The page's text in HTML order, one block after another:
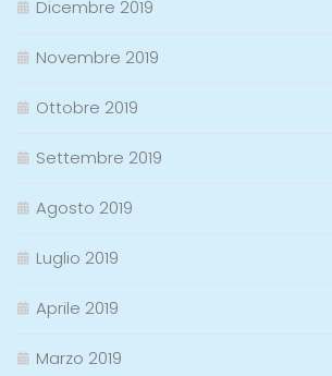
Dicembre 2019
Novembre 2019
Ottobre 2019
Settembre 2019
Agosto 2019
Luglio 2019
Aprile 2019
Marzo 2019